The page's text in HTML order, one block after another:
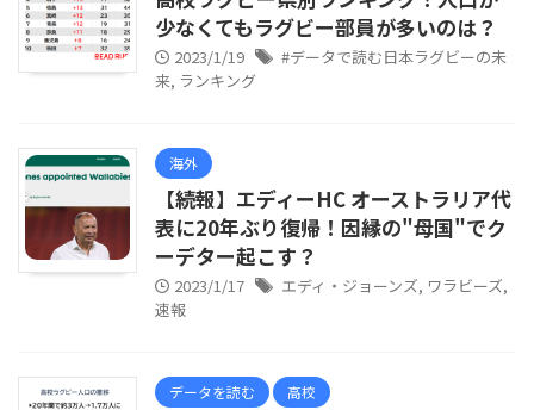
少なくてもラグビー部員が多いのは？
2023/1/19
#データで読む日本ラグビーの未
来, ランキング
海外
【続報】エディーHC オーストラリア代
表に20年ぶり復帰！因縁の"母国"でク
ーデター起こす？
2023/1/17 エディ・ジョーンズ, ワラビーズ,
速報
データを読む 高校